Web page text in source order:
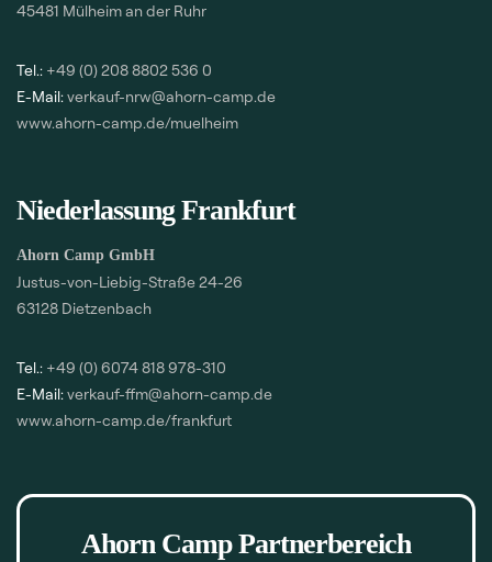
45481 Mülheim an der Ruhr
Tel.: +49 (0) 208 8802 536 0
E-Mail:verkauf-nrw@ahorn-camp.de
www.ahorn-camp.de/muelheim
Niederlassung Frankfurt
Ahorn Camp GmbH
Justus-von-Liebig-Straße 24-26
63128 Dietzenbach
Tel.: +49 (0) 6074 818 978-310
E-Mail:verkauf-ffm@ahorn-camp.de
www.ahorn-camp.de/frankfurt
Ahorn Camp Partnerbereich